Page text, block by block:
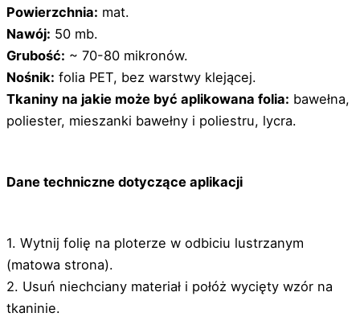
Powierzchnia: mat.
Nawój: 50 mb.
Grubość: ~ 70-80 mikronów.
Nośnik: folia PET, bez warstwy klejącej.
Tkaniny na jakie może być aplikowana folia: bawełna,
poliester, mieszanki bawełny i poliestru, lycra.
Dane techniczne dotyczące aplikacji
1. Wytnij folię na ploterze w odbiciu lustrzanym
(matowa strona).
2. Usuń niechciany materiał i połóż wycięty wzór na
tkaninie.